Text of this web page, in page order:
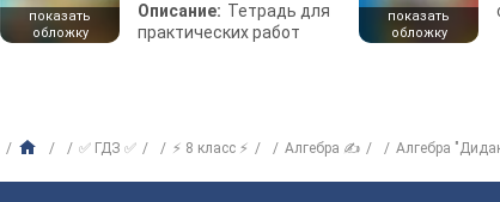
показать
обложку
Описание: Тетрадь для
практических работ
показать
обложку
✅ ГДЗ ✅ ⚡ 8 класс ⚡ Алгебра ✍ Алгебра